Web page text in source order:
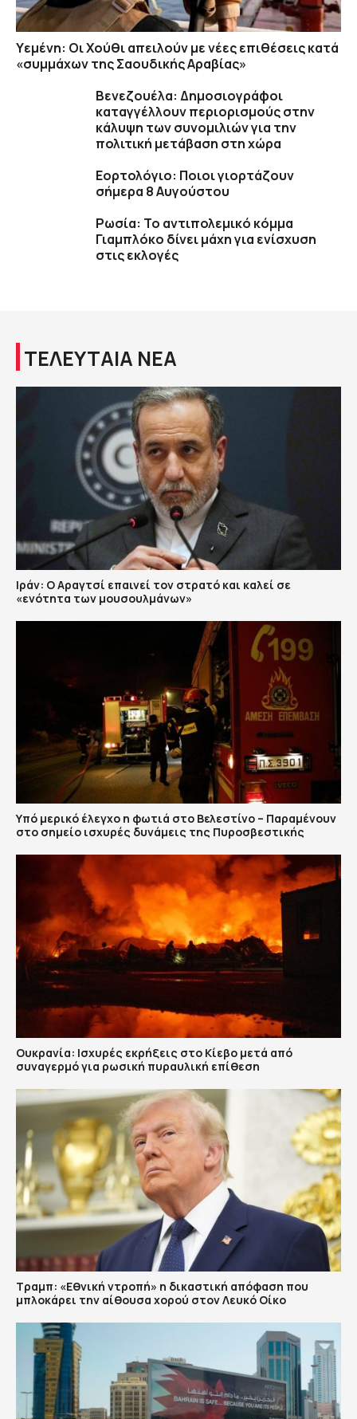
Υεμένη: Οι Χούθι απειλούν με νέες επιθέσεις κατά
«συμμάχων της Σαουδικής Αραβίας»
Βενεζουέλα: Δημοσιογράφοι
καταγγέλλουν περιορισμούς στην
κάλυψη των συνομιλιών για την
πολιτική μετάβαση στη χώρα
Εορτολόγιο: Ποιοι γιορτάζουν
σήμερα 8 Αυγούστου
Ρωσία: Το αντιπολεμικό κόμμα
Γιαμπλόκο δίνει μάχη για ενίσχυση
στις εκλογές
ΤΕΛΕΥΤΑΙΑ ΝΕΑ
Ιράν: Ο Αραγτσί επαινεί τον στρατό και καλεί σε
«ενότητα των μουσουλμάνων»
Υπό μερικό έλεγχο η φωτιά στο Βελεστίνο – Παραμένουν
στο σημείο ισχυρές δυνάμεις της Πυροσβεστικής
Ουκρανία: Ισχυρές εκρήξεις στο Κίεβο μετά από
συναγερμό για ρωσική πυραυλική επίθεση
Τραμπ: «Εθνική ντροπή» η δικαστική απόφαση που
μπλοκάρει την αίθουσα χορού στον Λευκό Οίκο